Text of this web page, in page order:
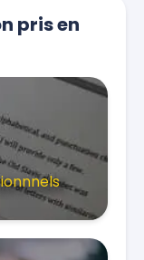
pris en